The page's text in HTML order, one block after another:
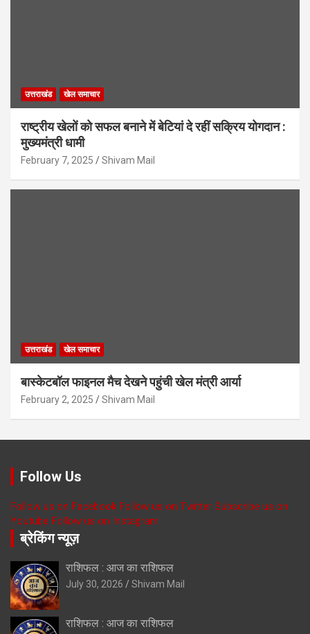
उत्तराखंड खेल समाचार
राष्ट्रीय खेलों को सफल बनाने में बेटियां दे रहीं सक्रिय योगदान :
मुख्यमंत्री धामी
February 7, 2025 Shivam Mail
उत्तराखंड खेल समाचार
बास्केटबॉल फाइनल मैच देखने पहुंची खेल मंत्री आर्या
February 2, 2025 Shivam Mail
Follow Us
Follow us on Facebook Follow us on Twitter Subscribe us on
Youtube Follow us on Instagram
ब्रेकिंग न्यूज़
राशिफल : आज का राशिफल
July 30, 2026 Shivam Mail
राशिफल : आज का राशिफल